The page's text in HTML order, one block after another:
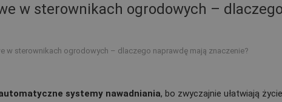
w sterownikach ogrodowych –
w sterownikach ogrodowych – dlaczego naprawdę mają znaczenie?
systemy nawadniania, bo zwyczajnie ułatwiają